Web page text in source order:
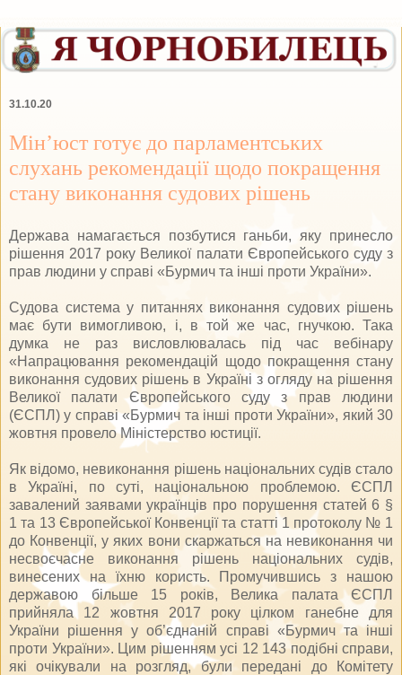
31.10.20
Мін’юст готує до парламентських
слухань рекомендації щодо покращення
стану виконання судових рішень
Держава намагається позбутися ганьби, яку принесло
рішення 2017 року Великої палати Європейського суду з
прав людини у справі «Бурмич та інші проти України».
Судова система у питаннях виконання судових рішень
має бути вимогливою, і, в той же час, гнучкою. Така
думка не раз висловлювалась під час вебінару
«Напрацювання рекомендацій щодо покращення стану
виконання судових рішень в Україні з огляду на рішення
Великої палати Європейського суду з прав людини
(ЄСПЛ) у справі «Бурмич та інші проти України», який 30
жовтня провело Міністерство юстиції.
Як відомо, невиконання рішень національних судів стало
в Україні, по суті, національною проблемою. ЄСПЛ
завалений заявами українців про порушення статей 6 §
1 та 13 Європейської Конвенції та статті 1 протоколу № 1
до Конвенції, у яких вони скаржаться на невиконання чи
несвоєчасне виконання рішень національних судів,
винесених на їхню користь. Промучившись з нашою
державою більше 15 років, Велика палата ЄСПЛ
прийняла 12 жовтня 2017 року цілком ганебне для
України рішення у об’єднаній справі «Бурмич та інші
проти України». Цим рішенням усі 12 143 подібні справи,
які очікували на розгляд, були передані до Комітету